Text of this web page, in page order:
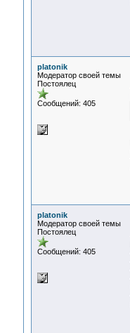
platonik
Модератор своей темы
Постоялец
Сообщений: 405
platonik
Модератор своей темы
Постоялец
Сообщений: 405